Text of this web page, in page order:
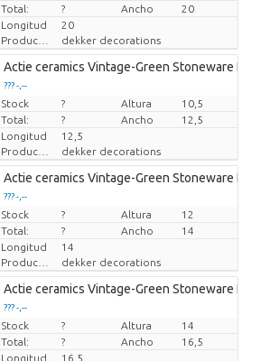
Total:
? Ancho
20
Longitud
20
Productor
dekker decorations
Actie ceramics Vintage-Green Stoneware Pot
??? -,--
Precio por pieza
Stock ? Altura
10,5
Total:
? Ancho
12,5
Longitud
12,5
Productor
dekker decorations
Actie ceramics Vintage-Green Stoneware Pot
??? -,--
Precio por pieza
Stock ? Altura
12
Total:
? Ancho
14
Longitud
14
Productor
dekker decorations
Actie ceramics Vintage-Green Stoneware Pot
??? -,--
Precio por pieza
Stock ? Altura
14
Total:
? Ancho
16,5
Longitud
16,5